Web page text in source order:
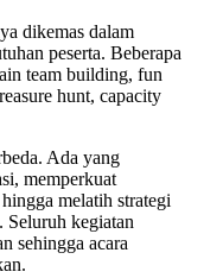
dikemas dalam
peserta. Beberapa
team building, fun
hunt, capacity
Ada yang
memperkuat
melatih strategi
Seluruh kegiatan
sehingga acara